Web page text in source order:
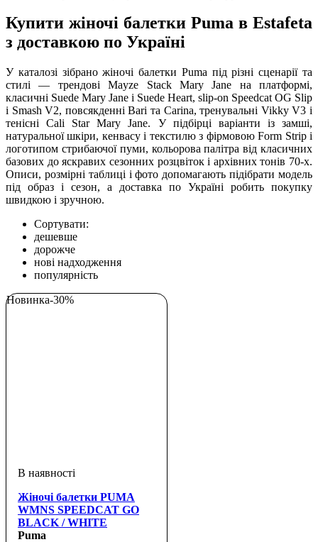
Купити жіночі балетки Puma в Estafeta
з доставкою по Україні
У каталозі зібрано жіночі балетки Puma під різні сценарії та
стилі — трендові Mayze Stack Mary Jane на платформі,
класичні Suede Mary Jane і Suede Heart, slip-on Speedcat OG Slip
і Smash V2, повсякденні Bari та Carina, тренувальні Vikky V3 і
тенісні Cali Star Mary Jane. У підбірці варіанти із замші,
натуральної шкіри, кенвасу і текстилю з фірмовою Form Strip і
логотипом стрибаючої пуми, кольорова палітра від класичних
базових до яскравих сезонних розцвіток і архівних тонів 70-х.
Описи, розмірні таблиці і фото допомагають підібрати модель
під образ і сезон, а доставка по Україні робить покупку
швидкою і зручною.
Сортувати:
дешевше
дорожче
нові надходження
популярність
Новинка-30%
Жіночі балетки PUMA
WMNS SPEEDCAT GO
BLACK / WHITE
Puma